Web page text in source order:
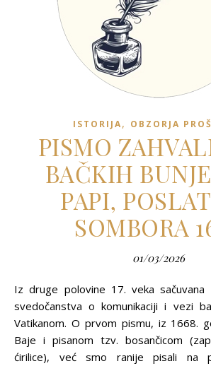
ISTORIJA, OBZORJA
PISMO
BAČKIH
PAPI,
SOMBORA
01/03/2026
Iz druge polovine 17. veka sačuvana su dva dragocena
svedočanstva o komunikaciji i vezi
Vatikanom. O prvom pismu, iz 1668.
Baje i pisanom tzv. bosančicom
ćirilice), već smo ranije pisali na